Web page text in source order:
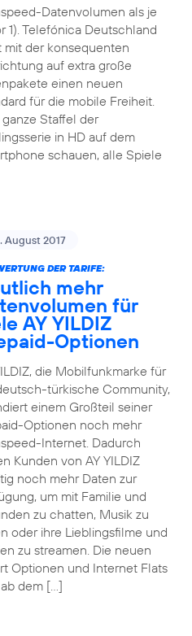
Datenvolumen als je
1). Telefónica Deutschland
mit der konsequenten
auf extra große
einen neuen
für die mobile Freiheit.
ganze Staffel der
in HD auf dem
schauen, alle Spiele
August 2017
DER TARIFE:
mehr
für
AY YILDIZ
Optionen
die Mobilfunkmarke für
türkische Community,
einem Großteil seiner
Optionen noch mehr
Internet. Dadurch
Kunden von AY YILDIZ
noch mehr Daten zur
um mit Familie und
zu chatten, Musik zu
oder ihre Lieblingsfilme und
zu streamen. Die neuen
Optionen und Internet Flats
dem […]